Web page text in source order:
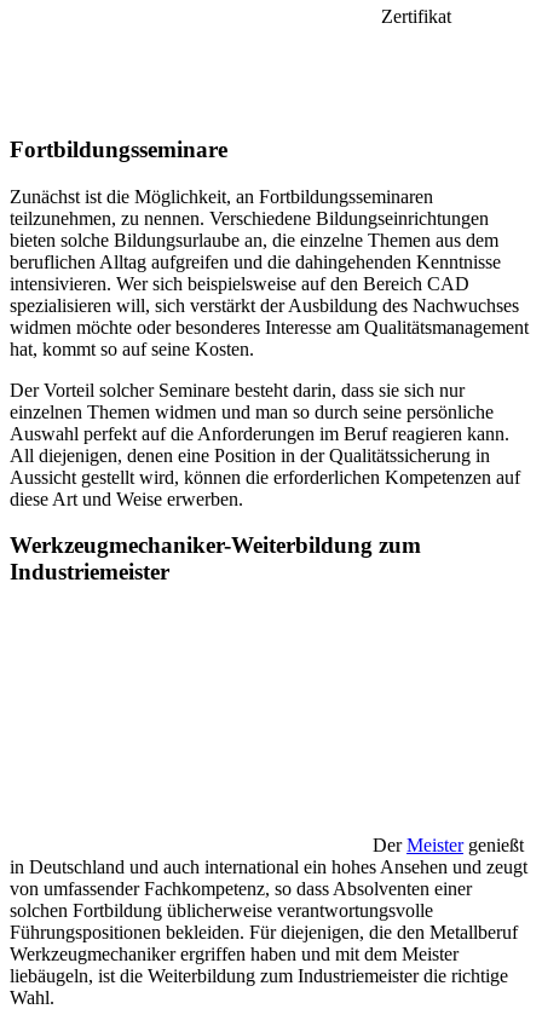
Zertifikat
Fortbildungsseminare
Zunächst ist die Möglichkeit, an Fortbildungsseminaren
teilzunehmen, zu nennen. Verschiedene Bildungseinrichtungen
bieten solche Bildungsurlaube an, die einzelne Themen aus dem
beruflichen Alltag aufgreifen und die dahingehenden Kenntnisse
intensivieren. Wer sich beispielsweise auf den Bereich CAD
spezialisieren will, sich verstärkt der Ausbildung des Nachwuchses
widmen möchte oder besonderes Interesse am Qualitätsmanagement
hat, kommt so auf seine Kosten.
Der Vorteil solcher Seminare besteht darin, dass sie sich nur
einzelnen Themen widmen und man so durch seine persönliche
Auswahl perfekt auf die Anforderungen im Beruf reagieren kann.
All diejenigen, denen eine Position in der Qualitätssicherung in
Aussicht gestellt wird, können die erforderlichen Kompetenzen auf
diese Art und Weise erwerben.
Werkzeugmechaniker-Weiterbildung zum
Industriemeister
DerMeistergenießt
in Deutschland und auch international ein hohes Ansehen und zeugt
von umfassender Fachkompetenz, so dass Absolventen einer
solchen Fortbildung üblicherweise verantwortungsvolle
Führungspositionen bekleiden. Für diejenigen, die den Metallberuf
Werkzeugmechaniker ergriffen haben und mit dem Meister
liebäugeln, ist die Weiterbildung zum Industriemeister die richtige
Wahl.